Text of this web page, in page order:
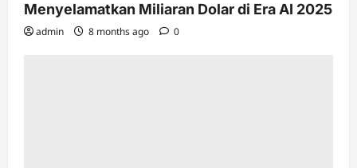
Menyelamatkan Miliaran Dolar di Era AI 2025
admin 8 months ago 0